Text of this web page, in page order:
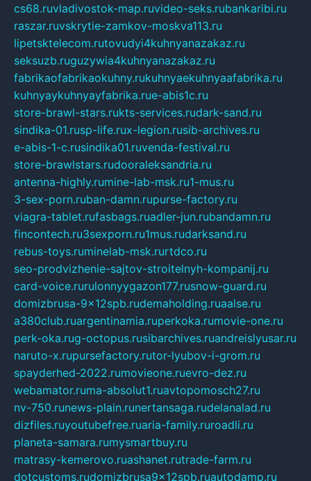
cs68.ruvladivostok-map.ruvideo-seks.rubankaribi.ru
raszar.ruvskrytie-zamkov-moskva113.ru
lipetsktelecom.rutovudyi4kuhnyanazakaz.ru
seksuzb.ruguzywia4kuhnyanazakaz.ru
fabrikaofabrikaokuhny.rukuhnyaekuhnyaafabrika.ru
kuhnyaykuhnyayfabrika.rue-abis1c.ru
store-brawl-stars.rukts-services.rudark-sand.ru
sindika-01.rusp-life.rux-legion.rusib-archives.ru
e-abis-1-c.rusindika01.ruvenda-festival.ru
store-brawlstars.rudooraleksandria.ru
antenna-highly.rumine-lab-msk.ru1-mus.ru
3-sex-porn.ruban-damn.rupurse-factory.ru
viagra-tablet.rufasbags.ruadler-jun.rubandamn.ru
fincontech.ru3sexporn.ru1mus.rudarksand.ru
rebus-toys.ruminelab-msk.rurtdco.ru
seo-prodvizhenie-sajtov-stroitelnyh-kompanij.ru
card-voice.rurulonnyygazon177.rusnow-guard.ru
domizbrusa-9x12spb.rudemaholding.ruaalse.ru
a380club.ruargentinamia.ruperkoka.rumovie-one.ru
perk-oka.rug-octopus.rusibarchives.ruandreislyusar.ru
naruto-x.rupursefactory.rutor-lyubov-i-grom.ru
spayderhed-2022.rumovieone.ruevro-dez.ru
webamator.ruma-absolut1.ruavtopomosch27.ru
nv-750.runews-plain.runertansaga.rudelanalad.ru
dizfiles.ruyoutubefree.ruaria-family.ruroadli.ru
planeta-samara.rumysmartbuy.ru
matrasy-kemerovo.ruashanet.rutrade-farm.ru
dotcustoms.rudomizbrusa9x12spb.ruautodamp.ru